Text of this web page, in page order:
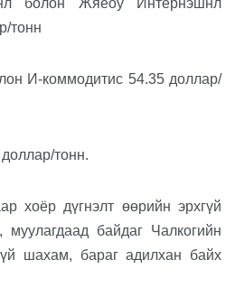
тонн
И-коммодитис 54.35 доллар/
тонн.
хоёр дүгнэлт өөрийн эрхгүй
муулагдаад байдаг Чалкогийн
шахам, бараг адилхан байх